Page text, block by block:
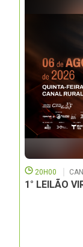
20H00
1° LEILÃO